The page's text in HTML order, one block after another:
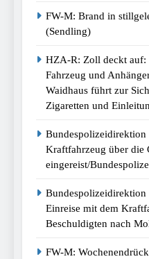
FW-M: Brand in
(Sendling)
HZA-R: Zoll deckt auf:
Fahrzeug und
Waidhaus führt zur
Zigaretten und
Kraftfahrzeug über die
eingereist/
Bundespolizeidirektion
Einreise mit dem
Beschuldigten nach
FW-M: